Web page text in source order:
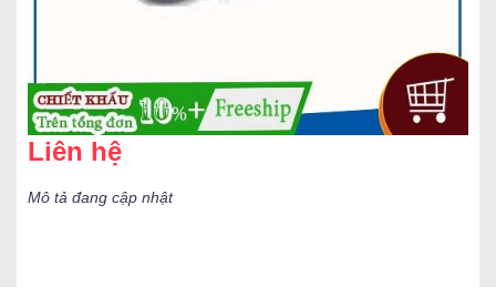
Liên hệ
Mô tả đang cập nhật